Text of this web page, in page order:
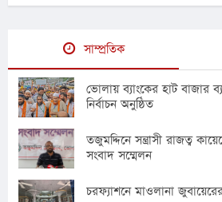
সাম্প্রতিক
ভোলায় ব্যাংকের হাট বাজার
নির্বাচন অনুষ্ঠিত
তজুমদ্দিনে সন্ত্রাসী রাজত্ব
সংবাদ সম্মেলন
চরফ্যাশনে মাওলানা